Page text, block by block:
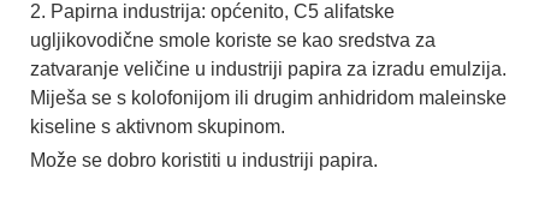
2. Papirna industrija: općenito, C5 alifatske
ugljikovodične smole koriste se kao sredstva za
zatvaranje veličine u industriji papira za izradu emulzija.
Miješa se s kolofonijom ili drugim anhidridom maleinske
kiseline s aktivnom skupinom.
Može se dobro koristiti u industriji papira.